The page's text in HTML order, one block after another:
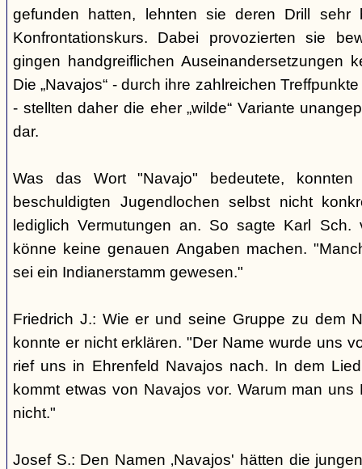
gefunden hatten, lehnten sie deren Drill
Konfrontationskurs. Dabei provozierten sie
gingen handgreiflichen Auseinandersetzungen
Die „Navajos“ - durch ihre zahlreichen
- stellten daher die eher „wilde“ Variante
dar.
Was das Wort "Navajo" bedeutete, konnten
beschuldigten Jugendlochen selbst nicht
lediglich Vermutungen an. So sagte Karl
könne keine genauen Angaben machen.
sei ein Indianerstamm gewesen."
Friedrich J.: Wie er und seine Gruppe zu dem
konnte er nicht erklären. "Der Name wurde uns
rief uns in Ehrenfeld Navajos nach. In dem
kommt etwas von Navajos vor. Warum man
nicht."
Josef S.: Den Namen ‚Navajos' hätten die